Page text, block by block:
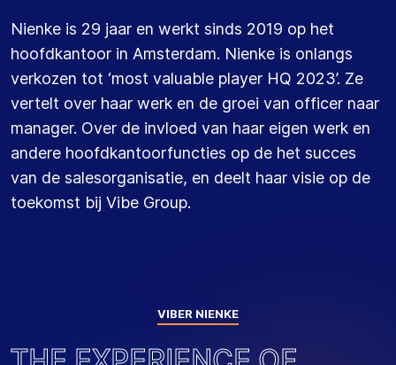
Nienke is 29 jaar en werkt sinds 2019 op het
hoofdkantoor in Amsterdam. Nienke is onlangs
verkozen tot ‘most valuable player HQ 2023’. Ze
vertelt over haar werk en de groei van officer naar
manager. Over de invloed van haar eigen werk en
andere hoofdkantoorfuncties op de het succes
van de salesorganisatie, en deelt haar visie op de
toekomst bij Vibe Group.
VIBER NIENKE